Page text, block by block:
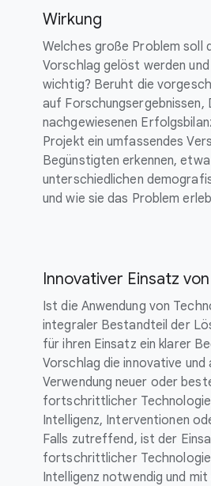
Wirkung
Welches große Problem soll
Vorschlag gelöst werden
wichtig? Beruht die
auf Forschungsergebnissen,
nachgewiesenen
Projekt ein umfassendes
Begünstigten erkennen,
unterschiedlichen
und wie sie das Problem
Innovativer Einsatz
Ist die Anwendung von
integraler Bestandteil der
für ihren Einsatz ein klarer
Vorschlag die innovative und
Verwendung neuer oder
fortschrittlicher
Intelligenz, Interventionen
Falls zutreffend, ist der
fortschrittlicher
Intelligenz notwendig und mit